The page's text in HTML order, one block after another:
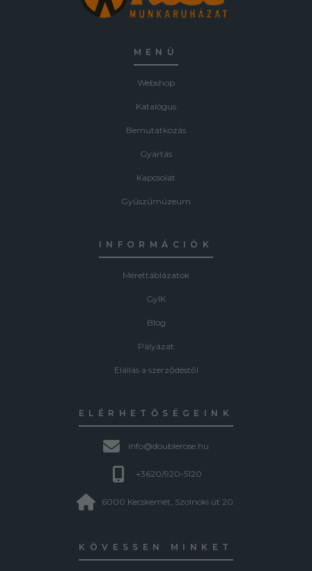
MENÜ
Webshop
Katalógus
Bemutatkozás
Gyártás
Kapcsolat
Gyűszűmúzeum
INFORMÁCIÓK
Mérettáblázatok
GyIK
Blog
Pályázat
Elállás a szerződéstől
ELÉRHETŐSÉGEINK
info@doublerose.hu
+3620/920-5120
6000 Kecskemét, Szolnoki út 20.
KÖVESSEN MINKET